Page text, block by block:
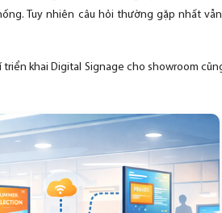
Tuy nhiên câu hỏi thường gặp nhất
khai Digital Signage cho showroom